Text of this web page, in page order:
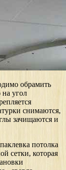
обрамить
угол
снимаются,
зачищаются и
потолка
сетки, которая